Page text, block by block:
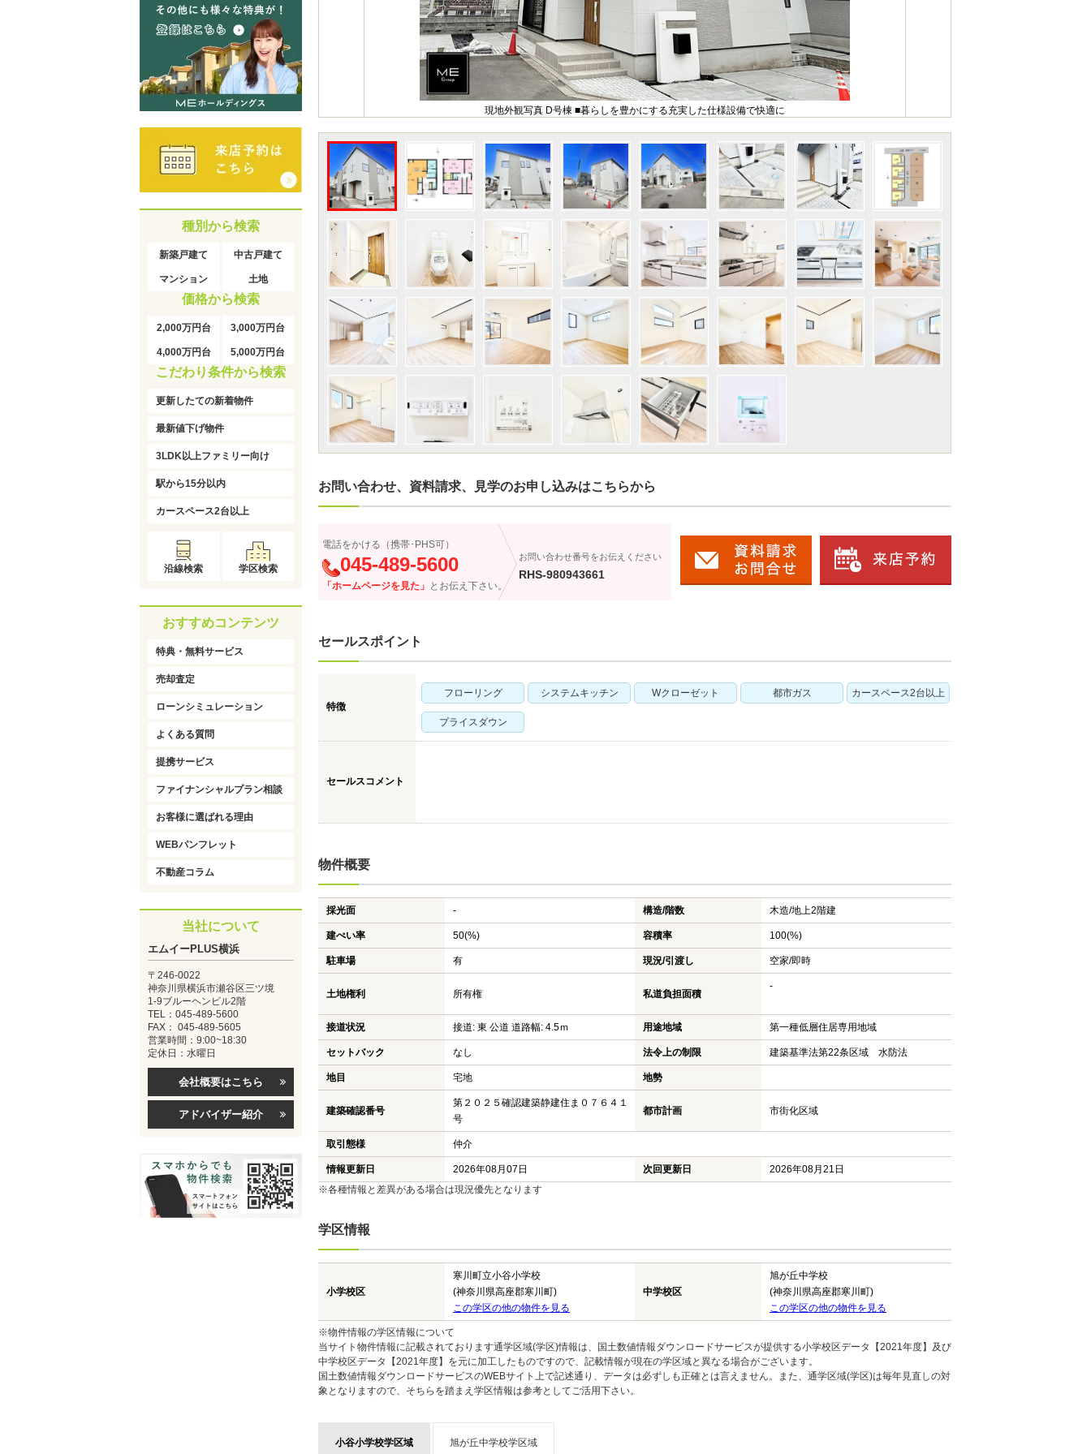
現地外観写真 D号棟 ■暮らしを豊かにする充実した仕様設備で快適に
お問い合わせ、資料請求、見学のお申し込みはこちらから
電話をかける（携帯･PHS可）
045-489-5600
「ホームページを見た」 とお伝え下さい。
お問い合わせ番号をお伝えください
RHS-980943661
セールスポイント
特徴
フローリング システムキッチン Wクローゼット 都市ガス カースペース2台以上
プライスダウン
セールスコメント
物件概要
採光面 - 構造/階数 木造/地上2階建
建ぺい率 50(%) 容積率 100(%)
駐車場 有 現況/引渡し 空家/即時
土地権利 所有権 私道負担面積
-
接道状況 接道: 東 公道 道路幅: 4.5ｍ 用途地域 第一種低層住居専用地域
セットバック なし 法令上の制限 建築基準法第22条区域 水防法
地目 宅地 地勢
建築確認番号
第２０２５確認建築静建住ま０７６４１
号
都市計画 市街化区域
取引態様 仲介
情報更新日 2026年08月07日 次回更新日
2026年08月21日
※各種情報と差異がある場合は現況優先となります
学区情報
小学校区
寒川町立小谷小学校
(神奈川県高座郡寒川町)
この学区の他の物件を見る
中学校区
旭が丘中学校
(神奈川県高座郡寒川町)
この学区の他の物件を見る
※物件情報の学区情報について
当サイト物件情報に記載されております通学区域(学区)情報は、国土数値情報ダウンロードサービスが提供する小学校区データ【2021年度】及び
中学校区データ【2021年度】を元に加工したものですので、記載情報が現在の学区域と異なる場合がございます。
国土数値情報ダウンロードサービスのWEBサイト上で記述通り、データは必ずしも正確とは言えません。また、通学区域(学区)は毎年見直しの対
象となりますので、そちらを踏まえ学区情報は参考としてご活用下さい。
小谷小学校学区域 旭が丘中学校学区域
種別から検索
新築戸建て 中古戸建て
マンション 土地
価格から検索
2,000万円台 3,000万円台
4,000万円台 5,000万円台
こだわり条件から検索
更新したての新着物件
最新値下げ物件
3LDK以上ファミリー向け
駅から15分以内
カースペース2台以上
沿線検索 学区検索
おすすめコンテンツ
特典・無料サービス
売却査定
ローンシミュレーション
よくある質問
提携サービス
ファイナンシャルプラン相談
お客様に選ばれる理由
WEBパンフレット
不動産コラム
当社について
エムイーPLUS横浜
〒246-0022
神奈川県横浜市瀬谷区三ツ境
1-9ブルーヘンビル2階
TEL：045-489-5600
FAX： 045-489-5605
営業時間：9:00~18:30
定休日：水曜日
会社概要はこちら
アドバイザー紹介